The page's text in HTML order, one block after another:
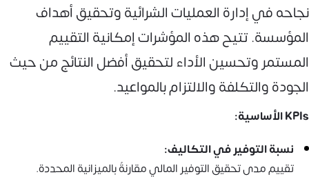
نجاحه في إدارة العمليات الشرائية وتحقيق أهداف
المؤسسة. تتيح هذه المؤشرات إمكانية التقييم
المستمر وتحسين الأداء لتحقيق أفضل النتائج من حيث
الجودة والتكلفة والالتزام بالمواعيد.
KPIs الأساسية:
نسبة التوفير في التكاليف:
تقييم مدى تحقيق التوفير المالي مقارنةً بالميزانية المحددة.